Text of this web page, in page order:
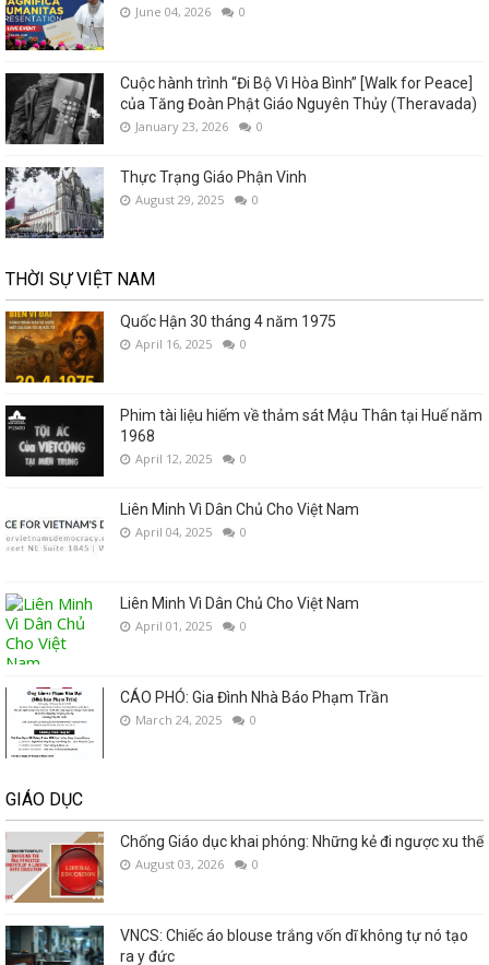
June 04, 2026 0
Cuộc hành trình “Đi Bộ Vì Hòa Bình” [Walk for Peace]
của Tăng Đoàn Phật Giáo Nguyên Thủy (Theravada)
January 23, 2026 0
Thực Trạng Giáo Phận Vinh
August 29, 2025 0
THỜI SỰ VIỆT NAM
Quốc Hận 30 tháng 4 năm 1975
April 16, 2025 0
Phim tài liệu hiếm về thảm sát Mậu Thân tại Huế năm
1968
April 12, 2025 0
Liên Minh Vì Dân Chủ Cho Việt Nam
April 04, 2025 0
Liên Minh Vì Dân Chủ Cho Việt Nam
April 01, 2025 0
CÁO PHÓ: Gia Đình Nhà Báo Phạm Trần
March 24, 2025 0
GIÁO DỤC
Chống Giáo dục khai phóng: Những kẻ đi ngược xu thế
August 03, 2026 0
VNCS: Chiếc áo blouse trắng vốn dĩ không tự nó tạo
ra y đức